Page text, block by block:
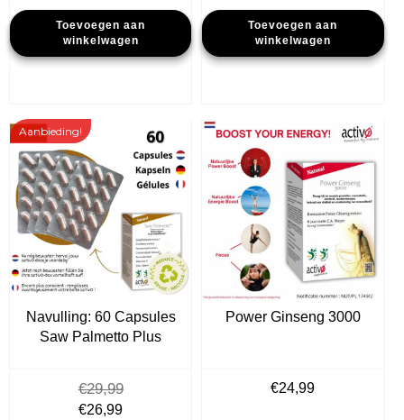
prijs
was:
€24,99.
prijs
is:
€22,49.
Toevoegen aan
winkelwagen
prijs
was:
€24,99.
prijs
is:
€22,49.
Toevoegen aan
winkelwagen
Navulling: 60 Capsules
Saw Palmetto Plus
€29,99
Oorspronkelijke
€26,99Huidige
Aanbieding!
Power Ginseng 3000
€24,99